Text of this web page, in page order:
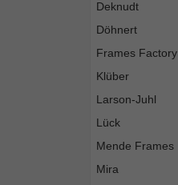
Deknudt
Döhnert
Frames Factory
Klüber
Larson-Juhl
Lück
Mende Frames
Mira